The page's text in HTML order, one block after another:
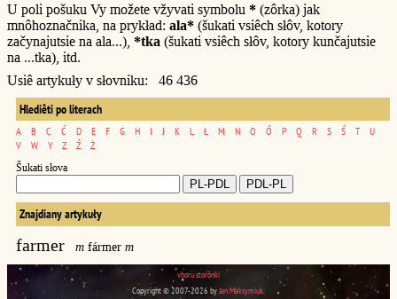
U poli pošuku Vy možete vžyvati symbolu * (zôrka) jak
mnôhoznačnika, na prykład: ala* (šukati vsiêch słôv, kotory
začynajutsie na ala...), *tka (šukati vsiêch słôv, kotory kunčajutsie
na ...tka), itd.
Usiê artykuły v słovniku: 46 436
Hlediêti po literach
A B C Ć D E F G H I J K L Ł M N O Ó P Q R S Ś T
U
V
W Y Z Ź Ż
Šukati słova
Znajdiany artykuły
farmer m fármer m
vhoru storônki
Copyright © 2007-2026 byJan Maksymiuk